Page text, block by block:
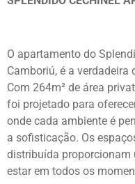
O apartamento do
Camboriú, é a
Com 264m² de área
foi projetado para
onde cada ambiente é
a sofisticação. Os
distribuída proporcionam
estar em todos os